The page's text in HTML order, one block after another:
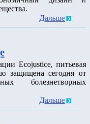
Дальше
Ecojustice, питьевая
защищена сегодня от
болезнетворных
Дальше